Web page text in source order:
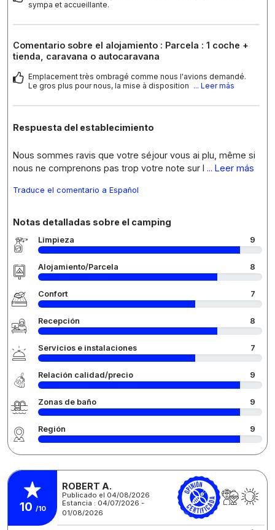
sympa et accueillante.
Comentario sobre el alojamiento : Parcela : 1 coche +
tienda, caravana o autocaravana
Emplacement très ombragé comme nous l'avions demandé.
Le gros plus pour nous, la mise à disposition ... Leer más
Respuesta del establecimiento
Nous sommes ravis que votre séjour vous ai plu, même si
nous ne comprenons pas trop votre note sur l ... Leer más
Traduce el comentario a Español
Notas detalladas sobre el camping
Limpieza 9
Alojamiento/Parcela 8
Confort 7
Recepción 8
Servicios e instalaciones 7
Relación calidad/precio 9
Zonas de baño 9
Región 9
10 /10
ROBERT A.
Publicado el 04/08/2026
Estancia : 04/07/2026 -
01/08/2026